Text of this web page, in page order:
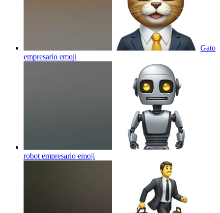
Gato
empresario emoji
robot empresario emoji